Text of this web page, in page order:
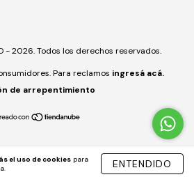
el uso de cookies para
ENTENDIDO
- 2026. Todos los derechos reservados.
Para reclamos ingresá acá.
de arrepentimiento